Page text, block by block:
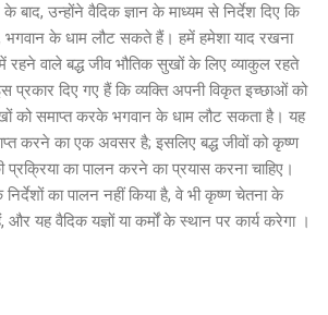
के बाद, उन्होंने वैदिक ज्ञान के माध्यम से निर्देश दिए कि
के धाम लौट सकते हैं। हमें हमेशा याद रखना
रहने वाले बद्ध जीव भौतिक सुखों के लिए व्याकुल रहते
प्रकार दिए गए हैं कि व्यक्ति अपनी विकृत इच्छाओं को
को समाप्त करके भगवान के धाम लौट सकता है। यह
करने का एक अवसर है; इसलिए बद्ध जीवों को कृष्ण
प्रक्रिया का पालन करने का प्रयास करना चाहिए।
का पालन नहीं किया है, वे भी कृष्ण चेतना के
और यह वैदिक यज्ञों या कर्मों के स्थान पर कार्य करेगा ।